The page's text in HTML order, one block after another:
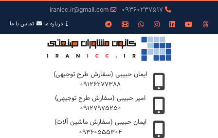
09360237517
iranicc.ir@gmail.com
درباره ما تمـاس با ما
ایمان حبیبی (سفارش طرح توجیهی)
09126277388
امیر حبیبی (سفارش طرح توجیهی)
09127975250
ایمان حبیبی (سفارش ماشین آلات)
09360555304